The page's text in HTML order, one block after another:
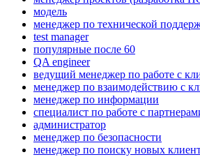
модель
менеджер по технической
test manager
популярные после 60
QA engineer
ведущий менеджер по работе с
менеджер по взаимодействию с
менеджер по информации
специалист по работе с
администратор
менеджер по безопасности
менеджер по поиску новых